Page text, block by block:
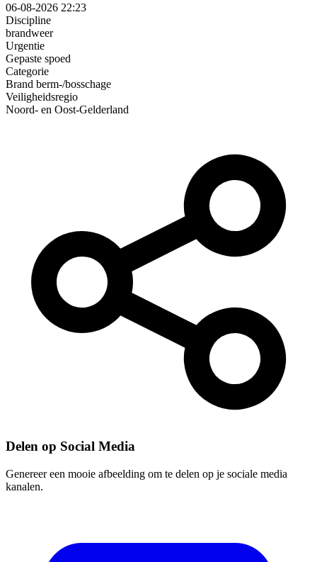
06-08-2026 22:23
Discipline
brandweer
Urgentie
Gepaste spoed
Categorie
Brand berm-/bosschage
Veiligheidsregio
Noord- en Oost-Gelderland
Delen op Social Media
Genereer een mooie afbeelding om te delen op je sociale media
kanalen.